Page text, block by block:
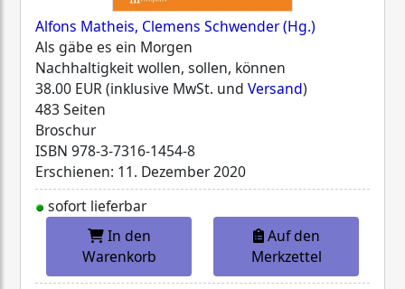
Alfons Matheis, Clemens Schwender (Hg.)
Als gäbe es ein Morgen
Nachhaltigkeit wollen, sollen, können
38.00 EUR (inklusive MwSt. und Versand)
483 Seiten
Broschur
ISBN 978-3-7316-1454-8
Erschienen: 11. Dezember 2020
sofort lieferbar
In den
Warenkorb
Auf den
Merkzettel